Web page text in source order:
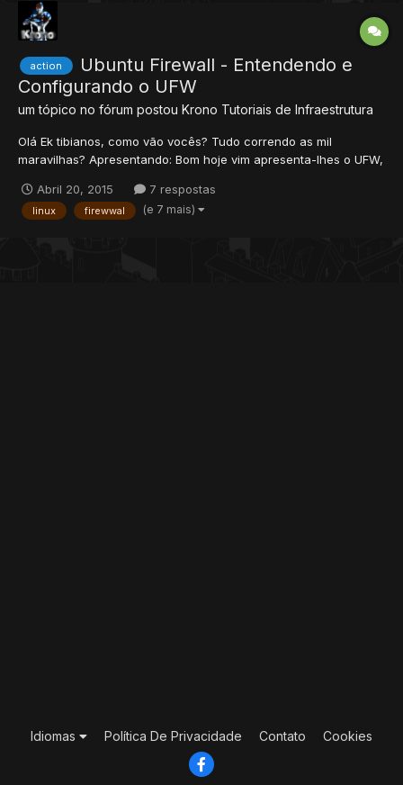
action
Ubuntu Firewall - Entendendo e
Configurando o UFW
um tópico no fórum postou Krono Tutoriais de Infraestrutura
Olá Ek tibianos, como vão vocês? Tudo correndo as mil
maravilhas? Apresentando: Bom hoje vim apresenta-lhes o UFW,
Uncomplicated Firewall nada mais é que o Firewall do Linux
Ubuntu. Esse Firewall é um software de segurança pré instalado
Abril 20, 2015 7 respostas
linux firewwal (e 7 mais)
Idiomas Política De Privacidade Contato Cookies